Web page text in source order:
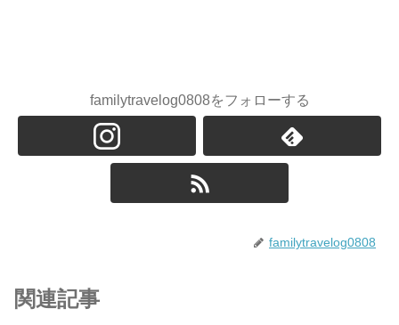
familytravelog0808をフォローする
familytravelog0808
関連記事